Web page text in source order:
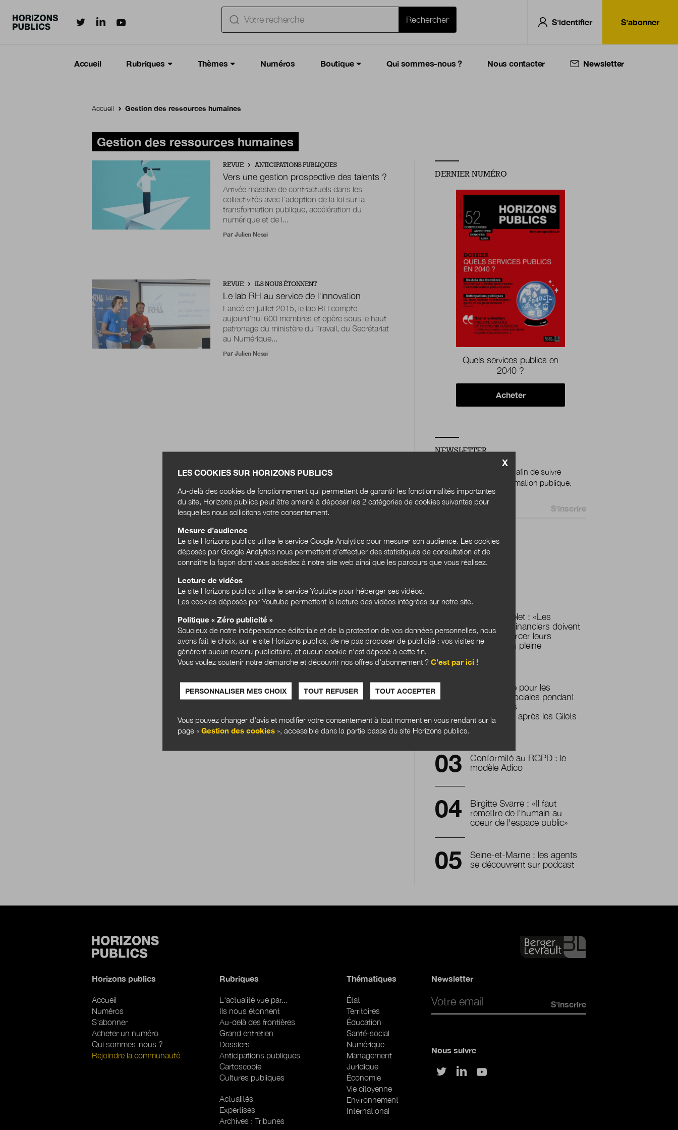
Horizonspublics.fr sur Twitter
Horizonspublics.fr sur LinkedIn
Horizonspublics.fr sur Youtube S'identifier S'abonner
Accueil Rubriques Thèmes Numéros Boutique Qui sommes-nous ? Nous contacter Newsletter
Accueil Gestion des ressources humaines
Gestion des ressources humaines
REVUE ANTICIPATIONS PUBLIQUES
Vers une gestion prospective des talents ?
Arrivée massive de contractuels dans les
collectivités avec l’adoption de la loi sur la
transformation publique, accélération du
numérique et de l...
Par Julien Nessi
REVUE ILS NOUS ÉTONNENT
Le lab RH au service de l'innovation
Lancé en juillet 2015, le lab RH compte
aujourd’hui 600 membres et opère sous le haut
patronage du ministère du Travail, du Secrétariat
au Numérique...
Par Julien Nessi
DERNIER NUMÉRO
Quels services publics en
2040 ?
Acheter
NEWSLETTER
Renseignez votre email afin de suivre
l'actualité de la transformation publique.
Email *
Yves Roquelet : «Les
magistrats financiers doivent
pouvoir exercer leurs
missions en pleine
Quelle place pour les
politiques sociales pendant
les élections
municipales après les Gilets
jaunes?
Conformité au RGPD : le
modèle Adico
Birgitte Svarre : «Il faut
remettre de l'humain au
coeur de l'espace public»
Seine-et-Marne : les agents
se découvrent sur podcast
Bloc Bannières
Horizons publics
Accueil
Numéros
S'abonner
Acheter un numéro
Qui sommes-nous ?
Rejoindre la communauté
Rubriques
L'actualité vue par...
Ils nous étonnent
Au-delà des frontières
Grand entretien
Dossiers
Anticipations publiques
Cartoscopie
Cultures publiques
Rubriques (web)
Actualités
Expertises
Archives : Tribunes
Thématiques
État
Territoires
Éducation
Santé-social
Numérique
Management
Juridique
Économie
Vie citoyenne
Environnement
International
Newsletter
Email *
Nous suivre
sur Twittersur LinkedInsur Youtube
X
LES COOKIES SUR HORIZONS PUBLICS
Au-delà des cookies de fonctionnement qui permettent de garantir les fonctionnalités importantes
du site, Horizons publics peut être amené à déposer les 2 catégories de cookies suivantes pour
lesquelles nous sollicitons votre consentement.
Mesure d’audience
Le site Horizons publics utilise le service Google Analytics pour mesurer son audience. Les cookies
déposés par Google Analytics nous permettent d’effectuer des statistiques de consultation et de
connaître la façon dont vous accédez à notre site web ainsi que les parcours que vous réalisez.
Lecture de vidéos
Le site Horizons publics utilise le service Youtube pour héberger ses vidéos.
Les cookies déposés par Youtube permettent la lecture des vidéos intégrées sur notre site.
Politique « Zéro publicité »
Soucieux de notre indépendance éditoriale et de la protection de vos données personnelles, nous
avons fait le choix, sur le site Horizons publics, de ne pas proposer de publicité : vos visites ne
génèrent aucun revenu publicitaire, et aucun cookie n’est déposé à cette fin.
Vous voulez soutenir notre démarche et découvrir nos offres d’abonnement ? C’est par ici !
PERSONNALISER MES CHOIX TOUT REFUSER TOUT ACCEPTER
Vous pouvez changer d’avis et modifier votre consentement à tout moment en vous rendant sur la
page « Gestion des cookies », accessible dans la partie basse du site Horizons publics.